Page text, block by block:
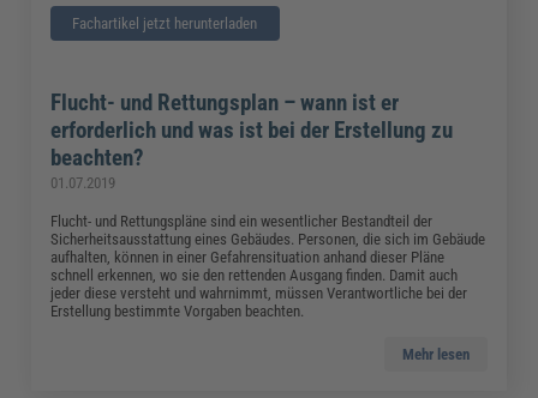
Fachartikel jetzt herunterladen
Flucht- und Rettungsplan – wann ist er
erforderlich und was ist bei der Erstellung zu
beachten?
01.07.2019
Flucht- und Rettungspläne sind ein wesentlicher Bestandteil der
Sicherheitsausstattung eines Gebäudes. Personen, die sich im Gebäude
aufhalten, können in einer Gefahrensituation anhand dieser Pläne
schnell erkennen, wo sie den rettenden Ausgang finden. Damit auch
jeder diese versteht und wahrnimmt, müssen Verantwortliche bei der
Erstellung bestimmte Vorgaben beachten.
Mehr lesen